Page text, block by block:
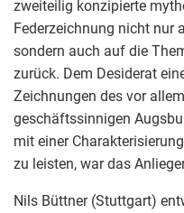
zweiteilig konzipierte
Federzeichnung nicht nur
sondern auch auf die
zurück. Dem Desiderat
Zeichnungen des vor
geschäftssinnigen
mit einer
zu leisten, war das
Nils Büttner (Stuttgart)